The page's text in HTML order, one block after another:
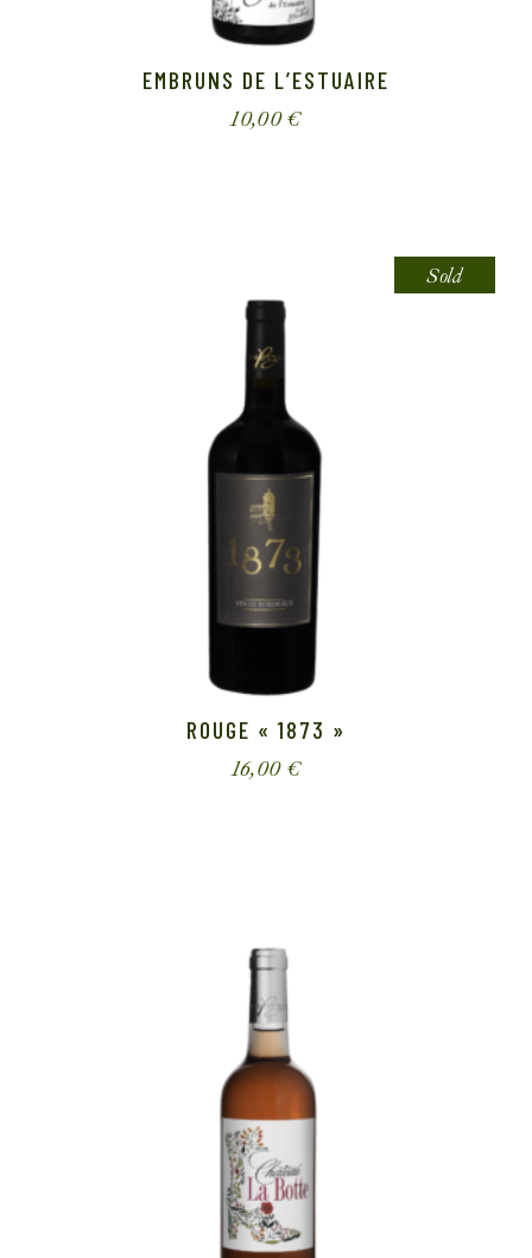
EMBRUNS DE L’ESTUAIRE
10,00€
Sold
ROUGE « 1873 »
16,00 €